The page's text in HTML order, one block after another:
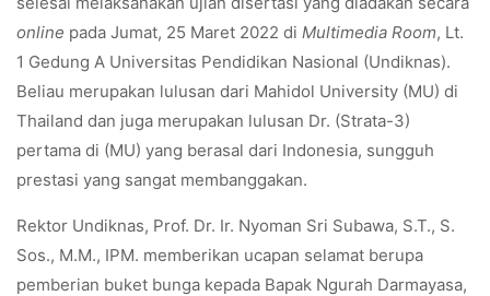
online pada Jumat, 25 Maret 2022 di Multimedia Room, Lt.
1 Gedung A Universitas Pendidikan Nasional (Undiknas).
Beliau merupakan lulusan dari Mahidol University (MU) di
Thailand dan juga merupakan lulusan Dr. (Strata-3)
pertama di (MU) yang berasal dari Indonesia, sungguh
prestasi yang sangat membanggakan.
Rektor Undiknas, Prof. Dr. Ir. Nyoman Sri Subawa, S.T., S.
Sos., M.M., IPM. memberikan ucapan selamat berupa
pemberian buket bunga kepada Bapak Ngurah Darmayasa,